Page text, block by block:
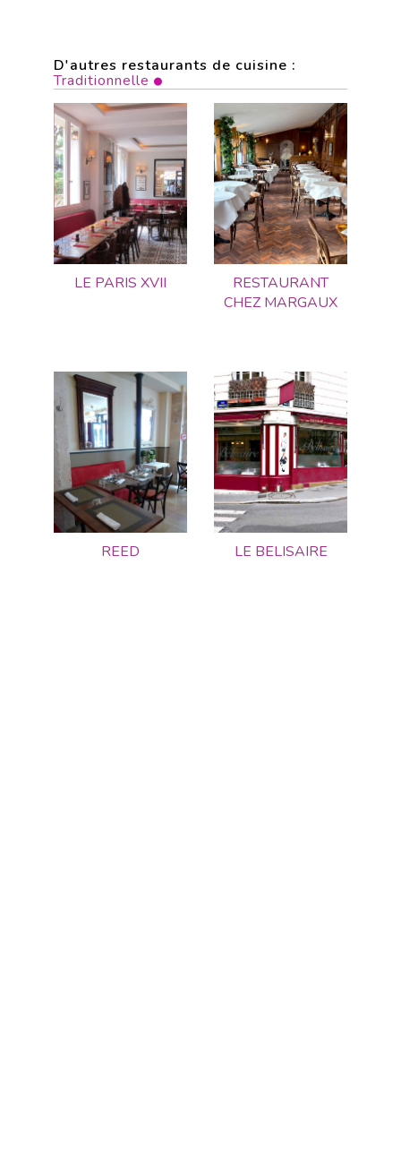
D'autres restaurants de cuisine :
Traditionnelle
LE PARIS XVII
RESTAURANT
CHEZ MARGAUX
REED LE BELISAIRE